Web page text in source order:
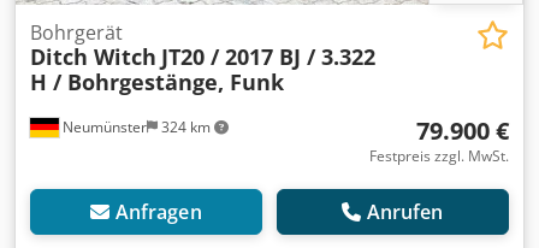
Neumünster 324 km
Bohrgerät
Ditch Witch JT20 / 2017 BJ / 3.322
H / Bohrgestänge, Funk
79.900 €
Festpreis zzgl. MwSt.
Anfragen Anrufen